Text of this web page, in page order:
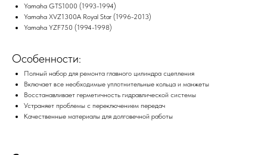
Yamaha GTS1000 (1993-1994)
Yamaha XVZ1300A Royal Star (1996-2013)
Yamaha YZF750 (1994-1998)
Особенности:
Полный набор для ремонта главного цилиндра сцепления
Включает все необходимые уплотнительные кольца и манжеты
Восстанавливает герметичность гидравлической системы
Устраняет проблемы с переключением передач
Качественные материалы для долговечной работы